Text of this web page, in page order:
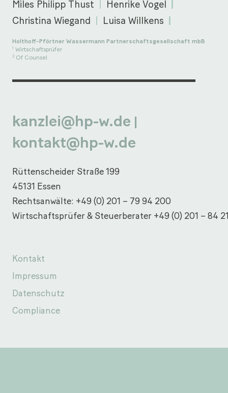
Miles Philipp Thust
Henrike Vogel
Christina Wiegand
Luisa Willkens
Holthoff-Pförtner Wassermann Partnerschaftsgesellschaft mbB
1 Wirtschaftsprüfer
2 Of Counsel
kanzlei@hp-w.de |
kontakt@hp-w.de
Rüttenscheider Straße 199
45131 Essen
Rechtsanwälte: +49 (0) 201 – 79 94 200
Wirtschaftsprüfer & Steuerberater +49 (0) 201 – 84
Kontakt
Impressum
Datenschutz
Compliance